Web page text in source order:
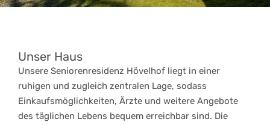
Unser Haus
Unsere Seniorenresidenz Hövelhof liegt in einer
ruhigen und zugleich zentralen Lage, sodass
Einkaufsmöglichkeiten, Ärzte und weitere Angebote
des täglichen Lebens bequem erreichbar sind. Die